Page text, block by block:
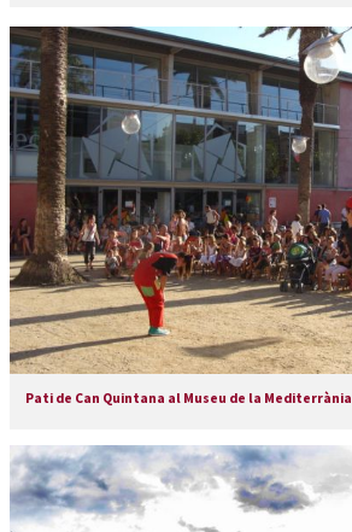
Pati de Can Quintana al Museu de la Mediterrània